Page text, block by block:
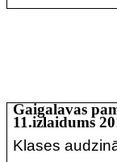
Gaigalavas
11.izlaidums
Klases